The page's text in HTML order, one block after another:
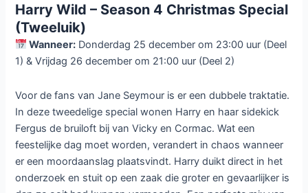
Harry Wild – Season 4 Christmas Special
(Tweeluik)
Wanneer: Donderdag 25 december om 23:00 uur (Deel
1) & Vrijdag 26 december om 21:00 uur (Deel 2)
Voor de fans van Jane Seymour is er een dubbele traktatie.
In deze tweedelige special wonen Harry en haar sidekick
Fergus de bruiloft bij van Vicky en Cormac. Wat een
feestelijke dag moet worden, verandert in chaos wanneer
er een moordaanslag plaatsvindt. Harry duikt direct in het
onderzoek en stuit op een zaak die groter en gevaarlijker is